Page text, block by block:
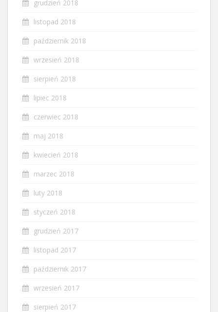
grudzień 2018
listopad 2018
październik 2018
wrzesień 2018
sierpień 2018
lipiec 2018
czerwiec 2018
maj 2018
kwiecień 2018
marzec 2018
luty 2018
styczeń 2018
grudzień 2017
listopad 2017
październik 2017
wrzesień 2017
sierpień 2017